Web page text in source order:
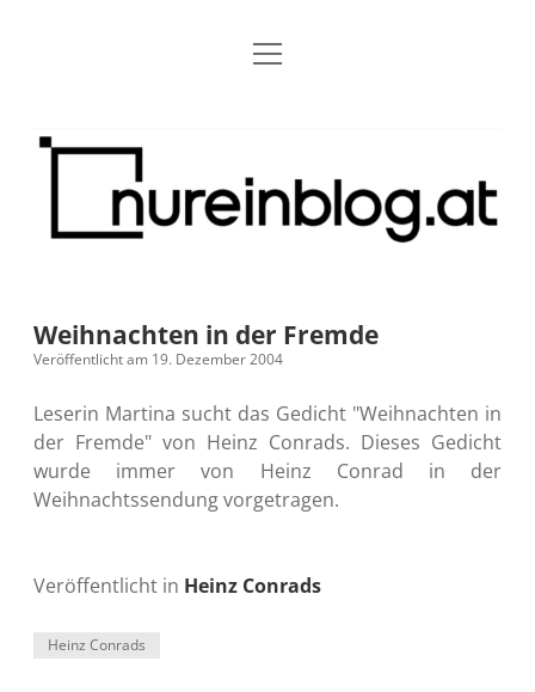
Blog
Archiv
Kontakt
Grundsätze Dropdown-
Kreativitätserklärung
Barrierefreiheit
Meine Fediverse Regeln
öffnen
barcamper.at – Die österreichische Barcamp Liste
Alleinr – Der Ruheraum im Web (externer Link)
S9y InfoCamp – Der Serendpity Podcast (externer
Link)
Impressum Dropdown-
Datenschutz
Microblog
rss email-
form
mastodon
Menü
Nur
Blog
Weihnachten in der Fremde
Veröffentlicht am 19. Dezember 2004
Leserin Martina sucht das Gedicht "Weihnachten in
der Fremde" von Heinz Conrads. Dieses Gedicht
wurde immer von Heinz Conrad in der
Weihnachtssendung vorgetragen.
Veröffentlicht in Heinz Conrads
Heinz Conrads